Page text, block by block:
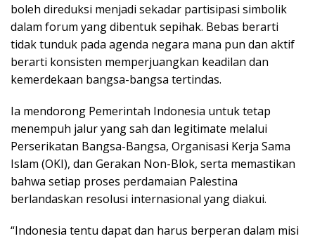
boleh direduksi menjadi sekadar partisipasi simbolik
dalam forum yang dibentuk sepihak. Bebas berarti
tidak tunduk pada agenda negara mana pun dan aktif
berarti konsisten memperjuangkan keadilan dan
kemerdekaan bangsa-bangsa tertindas.
Ia mendorong Pemerintah Indonesia untuk tetap
menempuh jalur yang sah dan legitimate melalui
Perserikatan Bangsa-Bangsa, Organisasi Kerja Sama
Islam (OKI), dan Gerakan Non-Blok, serta memastikan
bahwa setiap proses perdamaian Palestina
berlandaskan resolusi internasional yang diakui.
“Indonesia tentu dapat dan harus berperan dalam misi